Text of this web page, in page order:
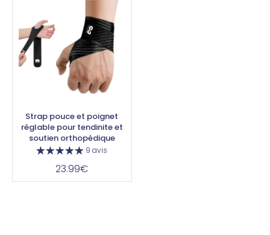
Strap pouce et poignet
réglable pour tendinite et
soutien orthopédique
9 avis
23.99€